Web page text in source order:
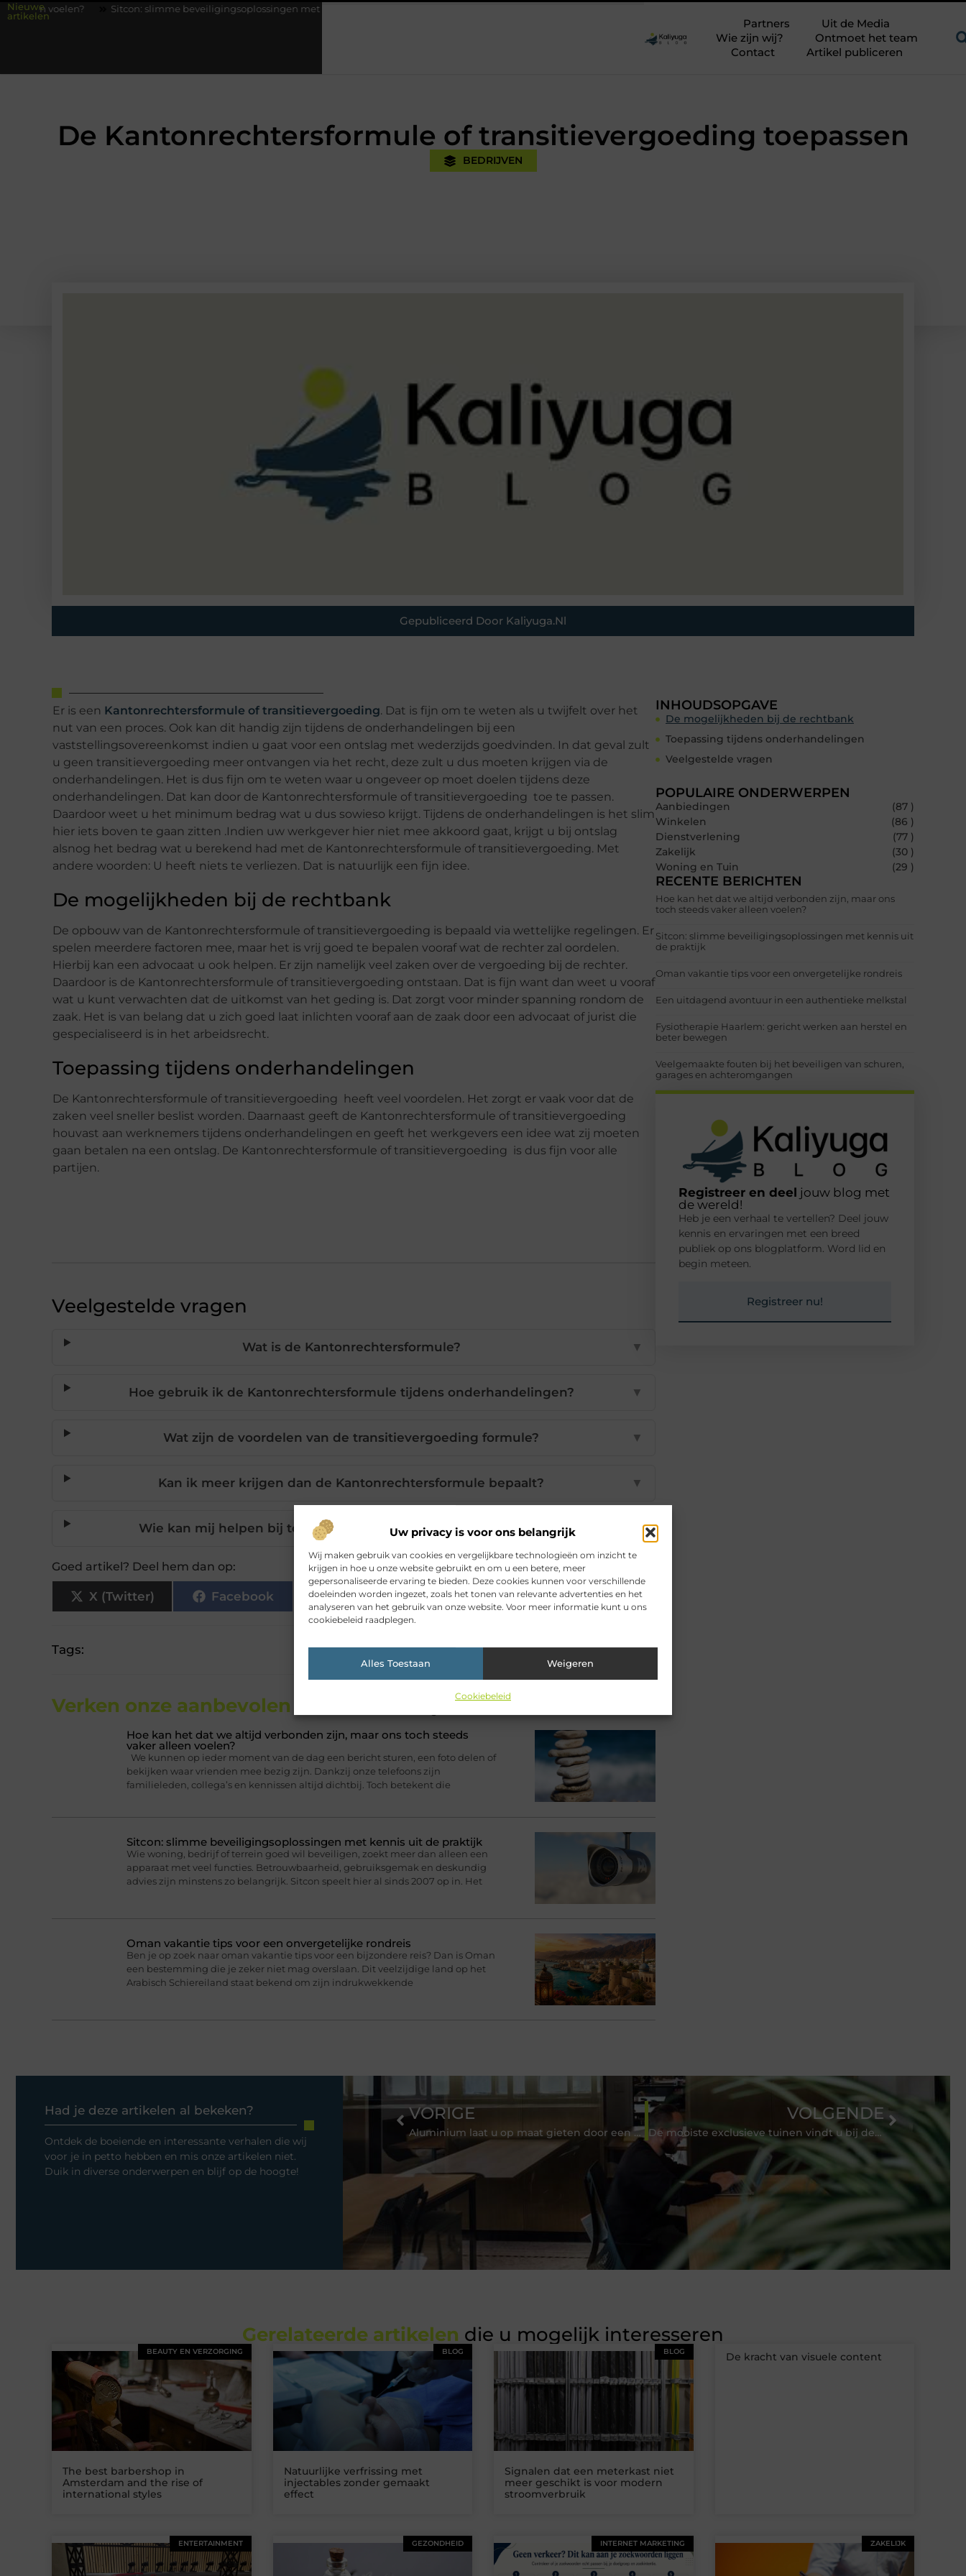
Uw privacy is voor ons belangrijk
Wij maken gebruik van cookies en vergelijkbare technologieën om inzicht te
krijgen in hoe u onze website gebruikt en om u een betere, meer
gepersonaliseerde ervaring te bieden. Deze cookies kunnen voor verschillende
doeleinden worden ingezet, zoals het tonen van relevante advertenties en het
analyseren van het gebruik van onze website. Voor meer informatie kunt u ons
cookiebeleid raadplegen.
Alles Toestaan Weigeren
Cookiebeleid
Nieuwe
artikelen
Sitcon: slimme beveiligingsoplossingen met kennis uit de praktijk
Partners
Uit de Media
Wie zijn wij?
Ontmoet het team
Contact
Artikel publiceren
De Kantonrechtersformule of transitievergoeding toepassen
BEDRIJVEN
Gepubliceerd Door Kaliyuga.nl
Er is een Kantonrechtersformule of transitievergoeding. Dat is fijn om te weten als u twijfelt over het
nut van een proces. Ook kan dit handig zijn tijdens de onderhandelingen bij een
vaststellingsovereenkomst indien u gaat voor een ontslag met wederzijds goedvinden. In dat geval zult
u geen transitievergoeding meer ontvangen via het recht, deze zult u dus moeten krijgen via de
onderhandelingen. Het is dus fijn om te weten waar u ongeveer op moet doelen tijdens deze
onderhandelingen. Dat kan door de Kantonrechtersformule of transitievergoeding toe te passen.
Daardoor weet u het minimum bedrag wat u dus sowieso krijgt. Tijdens de onderhandelingen is het slim
hier iets boven te gaan zitten .Indien uw werkgever hier niet mee akkoord gaat, krijgt u bij ontslag
alsnog het bedrag wat u berekend had met de Kantonrechtersformule of transitievergoeding. Met
andere woorden: U heeft niets te verliezen. Dat is natuurlijk een fijn idee.
De mogelijkheden bij de rechtbank
De opbouw van de Kantonrechtersformule of transitievergoeding is bepaald via wettelijke regelingen. Er
spelen meerdere factoren mee, maar het is vrij goed te bepalen vooraf wat de rechter zal oordelen.
Hierbij kan een advocaat u ook helpen. Er zijn namelijk veel zaken over de vergoeding bij de rechter.
Daardoor is de Kantonrechtersformule of transitievergoeding ontstaan. Dat is fijn want dan weet u vooraf
wat u kunt verwachten dat de uitkomst van het geding is. Dat zorgt voor minder spanning rondom de
zaak. Het is van belang dat u zich goed laat inlichten vooraf aan de zaak door een advocaat of jurist die
gespecialiseerd is in het arbeidsrecht.
Toepassing tijdens onderhandelingen
De Kantonrechtersformule of transitievergoeding heeft veel voordelen. Het zorgt er vaak voor dat de
zaken veel sneller beslist worden. Daarnaast geeft de Kantonrechtersformule of transitievergoeding
houvast aan werknemers tijdens onderhandelingen en geeft het werkgevers een idee wat zij moeten
gaan betalen na een ontslag. De Kantonrechtersformule of transitievergoeding is dus fijn voor alle
partijen.
Veelgestelde vragen
Wat is de Kantonrechtersformule? ▼
Hoe gebruik ik de Kantonrechtersformule tijdens onderhandelingen? ▼
Wat zijn de voordelen van de transitievergoeding formule? ▼
Kan ik meer krijgen dan de Kantonrechtersformule bepaalt? ▼
Wie kan mij helpen bij toepassing van de Kantonrechtersformule? ▼
Goed artikel? Deel hem dan op:
X (Twitter) Facebook Pinterest LinkedIn Email
Tags:
Verken onze aanbevolen artikelen voor jou.
Hoe kan het dat we altijd verbonden zijn, maar ons toch steeds
vaker alleen voelen?
We kunnen op ieder moment van de dag een bericht sturen, een foto delen of
bekijken waar vrienden mee bezig zijn. Dankzij onze telefoons zijn
familieleden, collega’s en kennissen altijd dichtbij. Toch betekent die
Sitcon: slimme beveiligingsoplossingen met kennis uit de praktijk
Wie woning, bedrijf of terrein goed wil beveiligen, zoekt meer dan alleen een
apparaat met veel functies. Betrouwbaarheid, gebruiksgemak en deskundig
advies zijn minstens zo belangrijk. Sitcon speelt hier al sinds 2007 op in. Het
Oman vakantie tips voor een onvergetelijke rondreis
Ben je op zoek naar oman vakantie tips voor een bijzondere reis? Dan is Oman
een bestemming die je zeker niet mag overslaan. Dit veelzijdige land op het
Arabisch Schiereiland staat bekend om zijn indrukwekkende
INHOUDSOPGAVE
De mogelijkheden bij de rechtbank
Toepassing tijdens onderhandelingen
Veelgestelde vragen
POPULAIRE ONDERWERPEN
Aanbiedingen
(87 )
Winkelen
(86 )
Dienstverlening
(77 )
Zakelijk
(30 )
Woning en Tuin
(29 )
RECENTE BERICHTEN
Hoe kan het dat we altijd verbonden zijn, maar ons
toch steeds vaker alleen voelen?
Sitcon: slimme beveiligingsoplossingen met kennis uit
de praktijk
Oman vakantie tips voor een onvergetelijke rondreis
Een uitdagend avontuur in een authentieke melkstal
Fysiotherapie Haarlem: gericht werken aan herstel en
beter bewegen
Veelgemaakte fouten bij het beveiligen van schuren,
garages en achteromgangen
Registreer en deel jouw blog met
de wereld!
Heb je een verhaal te vertellen? Deel jouw
kennis en ervaringen met een breed
publiek op ons blogplatform. Word lid en
begin meteen.
Registreer nu!
Had je deze artikelen al bekeken?
Ontdek de boeiende en interessante verhalen die wij
voor je in petto hebben en mis onze artikelen niet.
Duik in diverse onderwerpen en blijf op de hoogte!
VORIGE
Aluminium laat u op maat gieten door een specialist
VOLGENDE
De mooiste exclusieve tuinen vindt u bij deze expert
Gerelateerde artikelen die u mogelijk interesseren
BEAUTY EN VERZORGING
The best barbershop in
Amsterdam and the rise of
international styles
BLOG
Natuurlijke verfrissing met
injectables zonder gemaakt
effect
BLOG
Signalen dat een meterkast niet
meer geschikt is voor modern
stroomverbruik
De kracht van visuele content
ENTERTAINMENT GEZONDHEID INTERNET MARKETING ZAKELIJK